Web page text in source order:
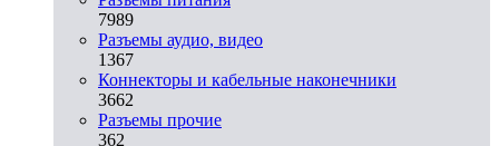
7989
Разъeмы аудио, видео
1367
Коннекторы и кабельные наконечники
3662
Разъeмы прочие
362